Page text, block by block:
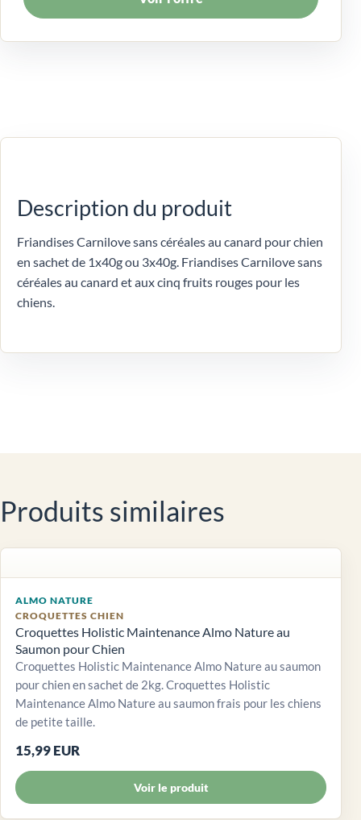
Description du produit
Friandises Carnilove sans céréales au canard pour chien
en sachet de 1x40g ou 3x40g. Friandises Carnilove sans
céréales au canard et aux cinq fruits rouges pour les
chiens.
Produits similaires
ALMO NATURE
CROQUETTES CHIEN
Croquettes Holistic Maintenance Almo Nature au
Saumon pour Chien
Croquettes Holistic Maintenance Almo Nature au saumon
pour chien en sachet de 2kg. Croquettes Holistic
Maintenance Almo Nature au saumon frais pour les chiens
de petite taille.
15,99 EUR
Voir le produit